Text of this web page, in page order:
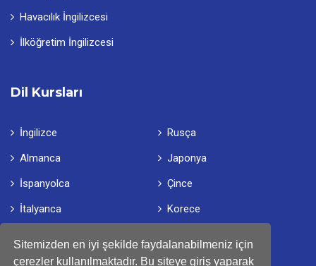
Sitemizden en iyi şekilde faydalanabilmeniz için
çerezler kullanılmaktadır. Bu siteye giriş yaparak
Havacılık İngilizcesi
İlköğretim İngilizcesi
Dil Kursları
İngilizce
Almanca
İspanyolca
İtalyanca
Fransızca
Rusça
Japonya
Çince
Korece